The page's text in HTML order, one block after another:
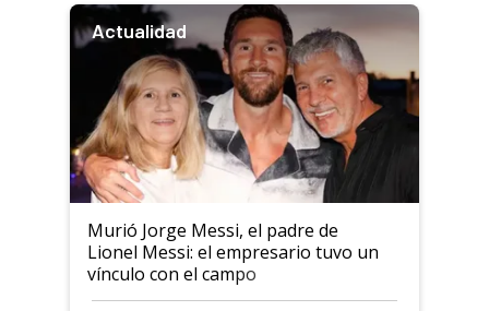
Actualidad
Murió Jorge Messi, el padre de
Lionel Messi: el empresario tuvo un
vínculo con el campo